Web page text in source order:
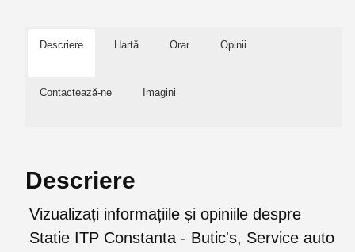
Descriere Hartă Orar Opinii
Contactează-ne Imagini
Descriere
Vizualizați informațiile și opiniile despre
Statie ITP Constanta - Butic's, Service auto